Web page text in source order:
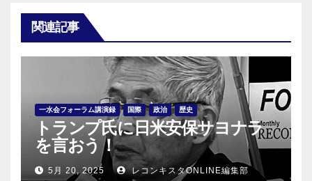
関連記事
一水会フォーラム講演録 国際 政治 歴史
トランプ氏に日米安保サヨナラ
を言おう！
5月 20, 2025 レコンキスタONLINE編集部